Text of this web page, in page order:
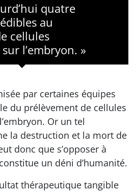
quatre
au
cellules
l’embryon. »
par certaines équipes
du prélèvement de cellules
Or un tel
la destruction et la mort de
donc que s’opposer à
un déni d’humanité.
thérapeutique tangible